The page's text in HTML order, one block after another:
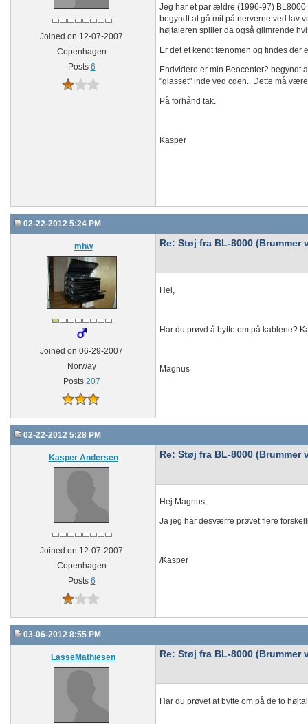
Joined on 12-07-2007
Copenhagen
Posts 6
Jeg har et par ældre (1996-97) BL8000
begyndt at gå mit på nerverne ved lav
højtaleren spiller da også glimrende
Er det et kendt fænomen og findes der
Endvidere er min Beocenter2 begyndt
"glasset" inde ved cden.. Dette må
På forhånd tak.
Kasper
02-22-2012 5:24 PM
mhw
Joined on 06-29-2007
Norway
Posts 207
Re: Støj fra BL-8000
Hei,
Har du prøvd å bytte om på kablene?
Magnus
02-22-2012 5:28 PM
Kasper Andersen
Joined on 12-07-2007
Copenhagen
Posts 6
Re: Støj fra BL-8000
Hej Magnus,
Ja jeg har desværre prøvet flere
/Kasper
03-06-2012 8:55 PM
LasseMathiesen Re: Støj fra BL-8000
Har du prøvet at bytte om på de to